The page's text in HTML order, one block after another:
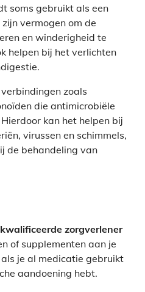
soms gebruikt als een
vermogen om de
en winderigheid te
helpen bij het verlichten
zoals
die antimicrobiële
kan het helpen bij
virussen en schimmels,
de behandeling van
zorgverlener
of supplementen aan je
je al medicatie gebruikt
aandoening hebt.